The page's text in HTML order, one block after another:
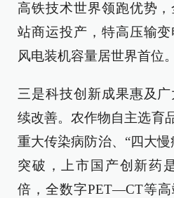
高铁技术世界领跑优势
站商运投产，特高压输变
风电装机容量居世界首位。
三是科技创新成果惠及
续改善。农作物自主选育
重大传染病防治、“四大
突破，上市国产创新药
倍，全数字PET—CT等